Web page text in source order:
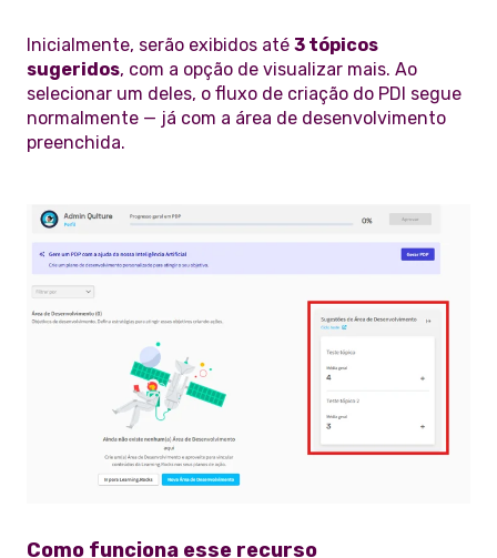
Inicialmente, serão exibidos até 3 tópicos
sugeridos, com a opção de visualizar mais. Ao
selecionar um deles, o fluxo de criação do PDI segue
normalmente — já com a área de desenvolvimento
preenchida.
Como funciona esse recurso